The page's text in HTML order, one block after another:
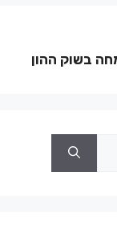
בשוק ההון